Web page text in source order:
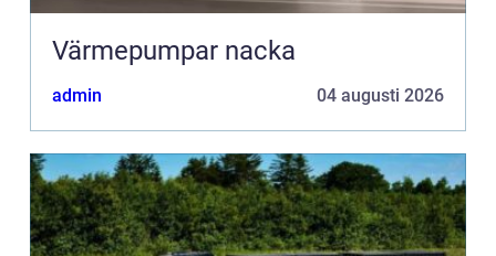
Värmepumpar nacka
admin 04 augusti 2026